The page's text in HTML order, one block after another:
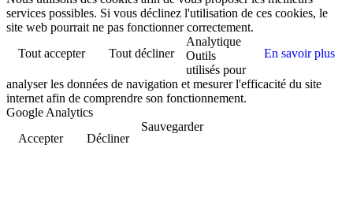
services possibles. Si vous déclinez l'utilisation de ces cookies, le
site web pourrait ne pas fonctionner correctement.
Tout accepter
Tout décliner En savoir plus
Analytique
Outils
utilisés pour
analyser les données de navigation et mesurer l'efficacité du site
internet afin de comprendre son fonctionnement.
Google Analytics
Accepter
Décliner
Sauvegarder